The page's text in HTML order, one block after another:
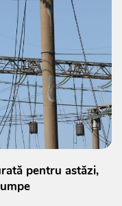
pentru astăzi,